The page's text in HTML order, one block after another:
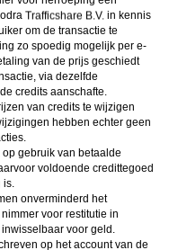
in kennis
om de transactie te
zo spoedig mogelijk per e-
van de prijs geschiedt
via dezelfde
credits aanschafte.
van credits te wijzigen
hebben echter geen
gebruik van betaalde
voldoende credittegoed
is.
onverminderd het
voor restitutie in
voor geld.
op het account van de